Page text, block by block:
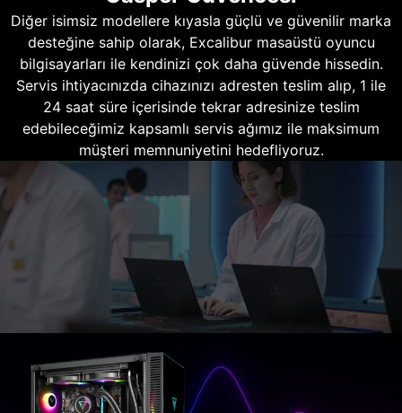
Diğer isimsiz modellere kıyasla güçlü ve güvenilir marka
desteğine sahip olarak, Excalibur masaüstü oyuncu
bilgisayarları ile kendinizi çok daha güvende hissedin.
Servis ihtiyacınızda cihazınızı adresten teslim alıp, 1 ile
24 saat süre içerisinde tekrar adresinize teslim
edebileceğimiz kapsamlı servis ağımız ile maksimum
müşteri memnuniyetini hedefliyoruz.